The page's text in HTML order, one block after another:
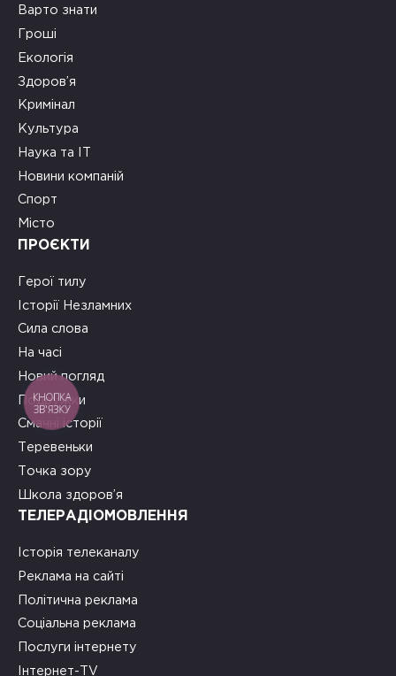
Варто знати
Гроші
Екологія
Здоров’я
Кримінал
Культура
Наука та ІТ
Новини компаній
Спорт
Місто
ПРОЄКТИ
Герої тилу
Історії Незламних
Сила слова
На часі
Новий погляд
Подружки
Смачні історії
Теревеньки
Точка зору
Школа здоров’я
ТЕЛЕРАДІОМОВЛЕННЯ
Історія телеканалу
Реклама на сайті
Політична реклама
Соціальна реклама
Послуги інтернету
Інтернет-TV
КНОПКА
ЗВ'ЯЗКУ